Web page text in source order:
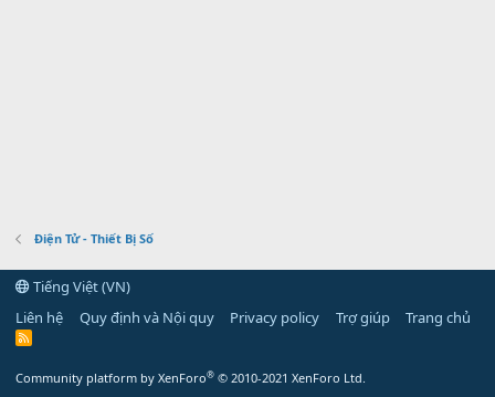
Điện Tử - Thiết Bị Số
Tiếng Việt (VN)
Liên hệ
Quy định và Nội quy Privacy policy Trợ giúp Trang chủ
R
Community platform by XenForo® © 2010-2021 XenForo Ltd.